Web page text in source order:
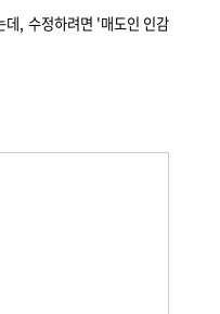
데, 수정하려면 '매도인 인감